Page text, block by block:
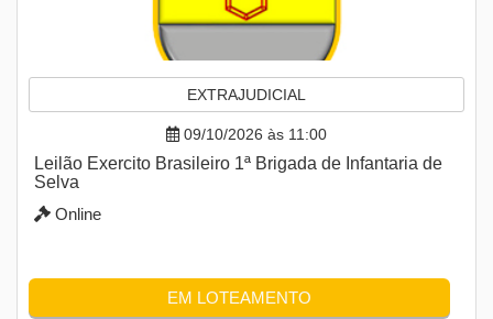
EXTRAJUDICIAL
09/10/2026 às 11:00
Leilão Exercito Brasileiro 1ª Brigada de Infantaria de
Selva
Online
EM LOTEAMENTO